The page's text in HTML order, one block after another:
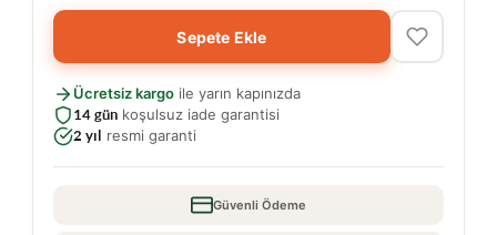
Sepete Ekle
Ücretsiz kargo ile yarın kapınızda
14 gün koşulsuz iade garantisi
2 yıl resmi garanti
Güvenli Ödeme